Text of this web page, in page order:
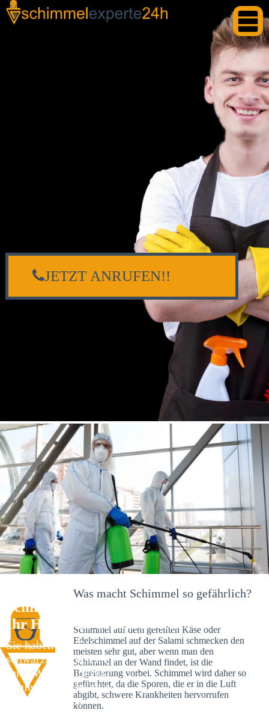
Schimmelexperte in Lederberg –
Ihr Helfer an Ort und Stelle
Sie haben kürzlich
schwarze Flecken an
Ihrer Wand entdeckt?
Schlechte Nachrichten:
Sie haben einen
JETZT ANRUFEN!!
Was macht Schimmel so gefährlich?
Schimmel auf dem gereiften Käse oder
Edelschimmel auf der Salami schmecken den
meisten sehr gut, aber wenn man den
Schimmel an der Wand findet, ist die
Begeisterung vorbei. Schimmel wird daher so
gefürchtet, da die Sporen, die er in die Luft
abgibt, schwere Krankheiten hervorrufen
können.